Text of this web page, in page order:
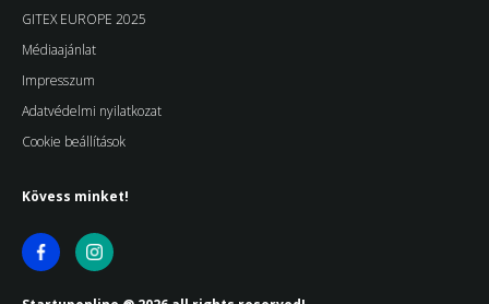
GITEX EUROPE 2025
Médiaajánlat
Impresszum
Adatvédelmi nyilatkozat
Cookie beállítások
Kövess minket!